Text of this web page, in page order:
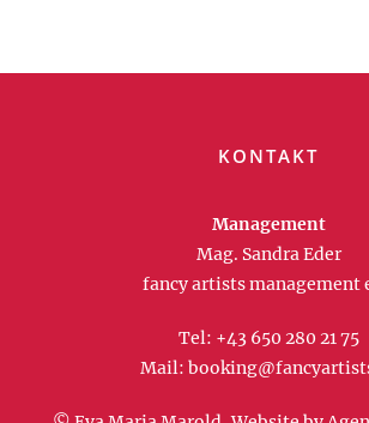
KONTAKT
Management
Mag. Sandra Eder
fancy artists management
Tel: +43 650 280 21 75
Mail: